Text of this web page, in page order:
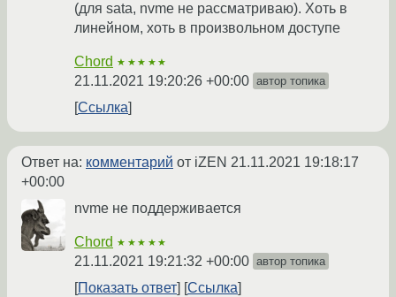
(для sata, nvme не рассматриваю). Хоть в
линейном, хоть в произвольном доступе
Chord ★★★★★
21.11.2021 19:20:26 +00:00 автор топика
Ссылка
Ответ на: комментарий от iZEN 21.11.2021 19:18:17
+00:00
nvme не поддерживается
Chord ★★★★★
21.11.2021 19:21:32 +00:00 автор топика
Показать ответ Ссылка